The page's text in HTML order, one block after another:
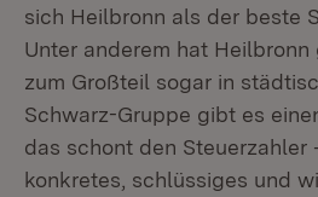
sich Heilbronn als der beste
Unter anderem hat Heilbronn
zum Großteil sogar in
Schwarz-Gruppe gibt es
das schont den Steuerzahler
konkretes, schlüssiges und